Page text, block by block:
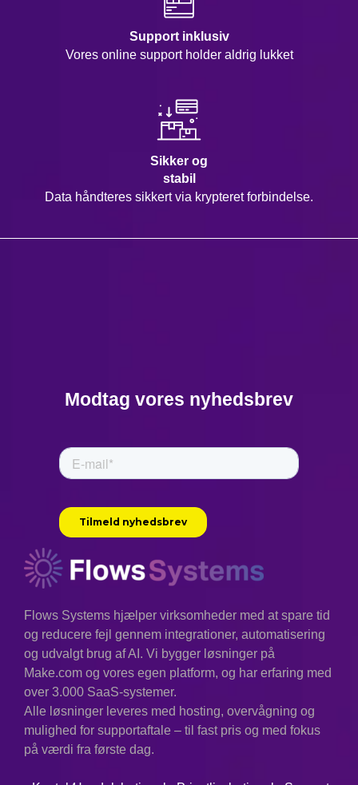
Support inklusiv
Vores online support holder aldrig lukket
Sikker og
stabil
Data håndteres sikkert via krypteret forbindelse.
Modtag vores nyhedsbrev
Flows Systems hjælper virksomheder med at spare tid
og reducere fejl gennem integrationer, automatisering
og udvalgt brug af AI. Vi bygger løsninger på
Make.com og vores egen platform, og har erfaring med
over 3.000 SaaS-systemer.
Alle løsninger leveres med hosting, overvågning og
mulighed for supportaftale – til fast pris og med fokus
på værdi fra første dag.